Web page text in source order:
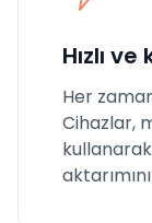
Hızlı ve
Her
Cihazlar,